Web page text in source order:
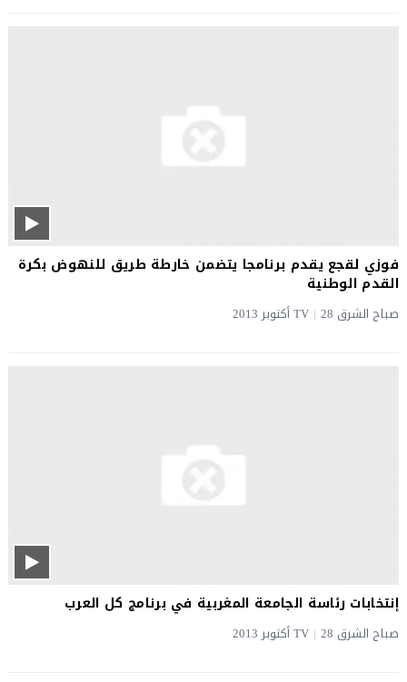
فوزي لقجع يقدم برنامجا يتضمن خارطة طريق للنهوض بكرة
القدم الوطنية
صباح الشرق TV 28 أكتوبر 2013
إنتخابات رئاسة الجامعة المغربية في برنامج كل العرب
صباح الشرق TV 28 أكتوبر 2013